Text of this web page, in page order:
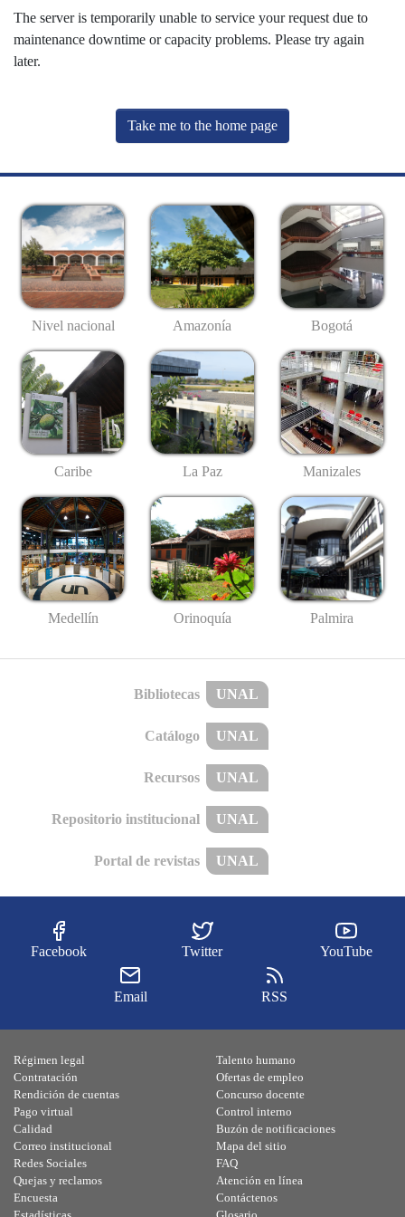
The server is temporarily unable to service your request due to
maintenance downtime or capacity problems. Please try again
later.
Take me to the home page
Nivel nacional Amazonía Bogotá
Caribe La Paz Manizales
Medellín Orinoquía Palmira
Bibliotecas UNAL
Catálogo UNAL
Recursos UNAL
Repositorio institucional UNAL
Portal de revistas UNAL
Facebook Twitter YouTube
Email RSS
Régimen legal
Contratación
Rendición de cuentas
Pago virtual
Calidad
Talento humano
Ofertas de empleo
Concurso docente
Control interno
Buzón de notificaciones
Correo institucional
Redes Sociales
Quejas y reclamos
Encuesta
Mapa del sitio
FAQ
Atención en línea
Contáctenos